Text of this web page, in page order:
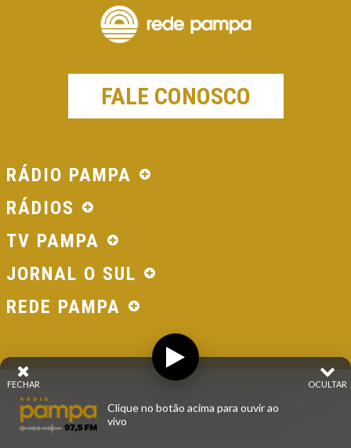
FALE CONOSCO
RÁDIO PAMPA
RÁDIOS
TV PAMPA
JORNAL O SUL
REDE PAMPA
© 2026 - Direitos Reservados - Rádio Pampa - Rede
Pampa de Comunicação | RS - Brasil.
OCULTAR
FECHAR
Clique no botão acima para ouvir ao
vivo